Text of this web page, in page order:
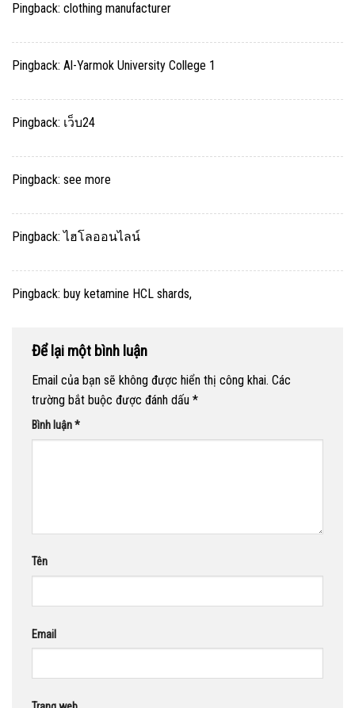
Pingback: clothing manufacturer
Pingback: Al-Yarmok University College 1
Pingback: เว็บ24
Pingback: see more
Pingback:ไฮโลออนไลน์
Pingback: buy ketamine HCL shards,
Để lại một bình luận
Email của bạn sẽ không được hiển thị công khai. Các
trường bắt buộc được đánh dấu *
Bình luận*
Tên
Email